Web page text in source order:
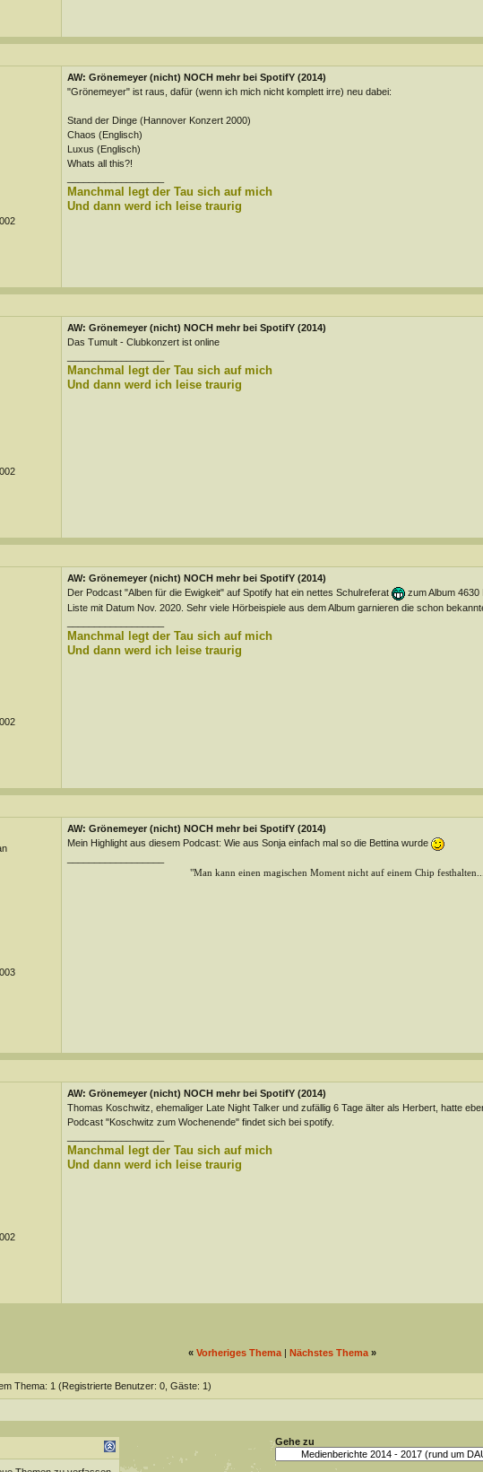
AW: Grönemeyer (nicht) NOCH mehr bei SpotifY (2014)
"Grönemeyer" ist raus, dafür (wenn ich mich nicht komplett irre) neu dabei:
Stand der Dinge (Hannover Konzert 2000)
Chaos (Englisch)
Luxus (Englisch)
Whats all this?!
Manchmal legt der Tau sich auf mich
Und dann werd ich leise traurig
AW: Grönemeyer (nicht) NOCH mehr bei SpotifY (2014)
Das Tumult - Clubkonzert ist online
Manchmal legt der Tau sich auf mich
Und dann werd ich leise traurig
AW: Grönemeyer (nicht) NOCH mehr bei SpotifY (2014)
Der Podcast "Alben für die Ewigkeit" auf Spotify hat ein nettes Schulreferat
zum Album 4630
Liste mit Datum Nov. 2020. Sehr viele Hörbeispiele aus dem Album garnieren die schon
Manchmal legt der Tau sich auf mich
Und dann werd ich leise traurig
AW: Grönemeyer (nicht) NOCH mehr bei SpotifY (2014)
Mein Highlight aus diesem Podcast: Wie aus Sonja einfach mal so die Bettina wurde
"Man kann einen magischen Moment nicht auf einem Chip
AW: Grönemeyer (nicht) NOCH mehr bei SpotifY (2014)
Thomas Koschwitz, ehemaliger Late Night Talker und zufällig 6 Tage älter als Herbert, hatte
Podcast "Koschwitz zum Wochenende" findet sich bei spotify.
Manchmal legt der Tau sich auf mich
Und dann werd ich leise traurig
« Vorheriges Thema | Nächstes Thema »
Thema: 1 (Registrierte Benutzer: 0, Gäste: 1)
Gehe zu